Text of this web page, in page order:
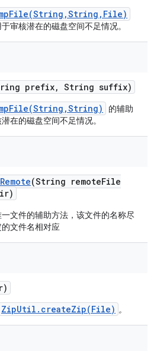
审核潜在的磁盘空间不足情况。
prefix, String suffix)
的辅助
在的磁盘空间不足情况。
Remote(String remoteFile
文件的辅助方法，该文件的名称尽
文件名相对应
ZipUtil.createZip(File) 。